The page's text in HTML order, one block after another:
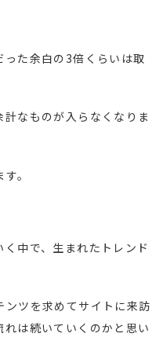
た余白の3倍くらいは取
なものが入らなくなりま
。
中で、生まれたトレンド
ツを求めてサイトに来訪
は続いていくのかと思い